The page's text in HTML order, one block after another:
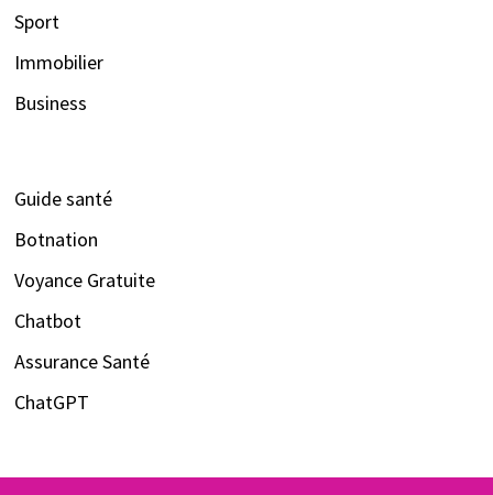
Sport
Immobilier
Business
Guide santé
Botnation
Voyance Gratuite
Chatbot
Assurance Santé
ChatGPT